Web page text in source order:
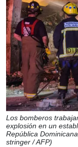
Los bomberos
explosión en un
República
stringer / AFP)